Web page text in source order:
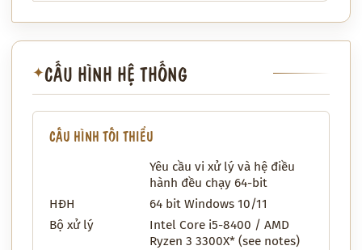
✦CẤU HÌNH HỆ THỐNG
CẤU HÌNH TỐI THIỂU
Yêu cầu vi xử lý và hệ điều
hành đều chạy 64-bit
HĐH
64 bit Windows 10/11
Bộ xử lý
Intel Core i5-8400 / AMD
Ryzen 3 3300X* (see notes)